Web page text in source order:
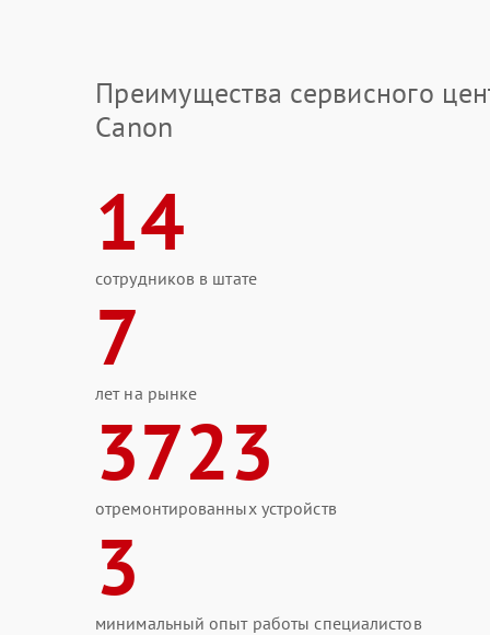
Преимущества сервисного
Canon
14
сотрудников в штате
7
лет на рынке
3723
отремонтированных устройств
3
минимальный опыт работы специалистов